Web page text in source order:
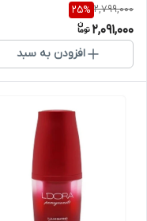
2,799,000
25%
2,091,000
افزودن به سبد